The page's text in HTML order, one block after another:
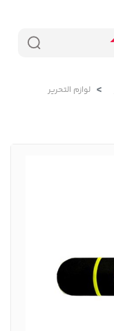
لوازم التحریر